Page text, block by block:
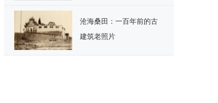
沧海桑田：一百年前的古
建筑老照片